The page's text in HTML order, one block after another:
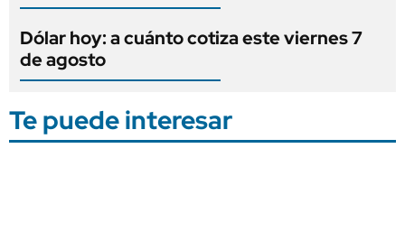
Dólar hoy: a cuánto cotiza este viernes 7
de agosto
Te puede interesar